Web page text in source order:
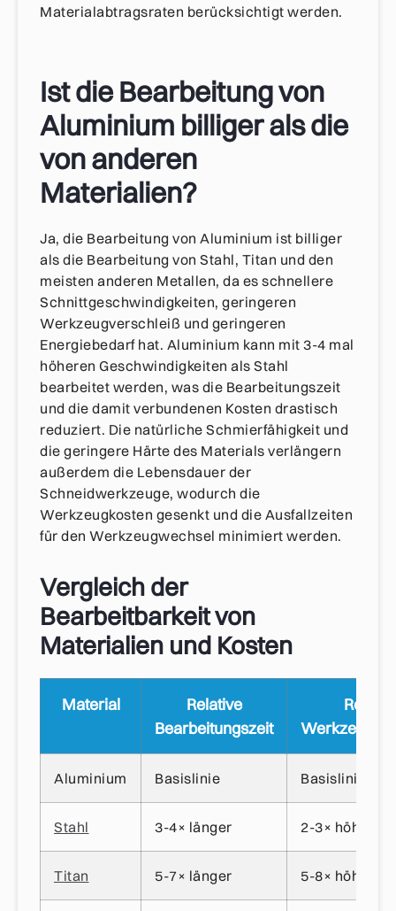
Materialabtragsraten berücksichtigt werden.
Ist die Bearbeitung von
Aluminium billiger als die
von anderen
Materialien?
Ja, die Bearbeitung von Aluminium ist billiger
als die Bearbeitung von Stahl, Titan und den
meisten anderen Metallen, da es schnellere
Schnittgeschwindigkeiten, geringeren
Werkzeugverschleiß und geringeren
Energiebedarf hat. Aluminium kann mit 3-4 mal
höheren Geschwindigkeiten als Stahl
bearbeitet werden, was die Bearbeitungszeit
und die damit verbundenen Kosten drastisch
reduziert. Die natürliche Schmierfähigkeit und
die geringere Härte des Materials verlängern
außerdem die Lebensdauer der
Schneidwerkzeuge, wodurch die
Werkzeugkosten gesenkt und die Ausfallzeiten
für den Werkzeugwechsel minimiert werden.
Vergleich der
Bearbeitbarkeit von
Materialien und Kosten
Material
Relative
Bearbeitungszeit
Aluminium Basislinie Basislinie
Stahl 3-4× länger 2-3× höher
Titan 5-7× länger 5-8× höher